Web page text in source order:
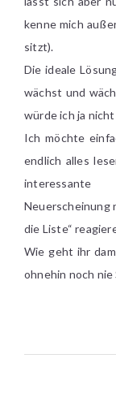
kenne mich
sitzt).
Die ideale
wächst und
würde ich ja
Ich möchte
endlich alles
interessante
Neuerscheinung
die Liste“
Wie geht ihr
ohnehin noch